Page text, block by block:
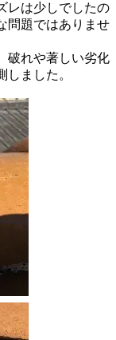
レは少しでしたの
問題ではありませ
破れや著しい劣化
ました。